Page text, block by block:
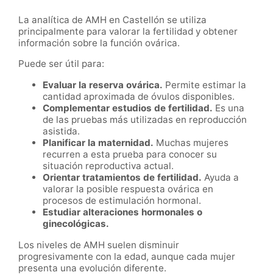
La analítica de AMH en Castellón se utiliza
principalmente para valorar la fertilidad y obtener
información sobre la función ovárica.
Puede ser útil para:
Evaluar la reserva ovárica. Permite estimar la
cantidad aproximada de óvulos disponibles.
Complementar estudios de fertilidad. Es una
de las pruebas más utilizadas en reproducción
asistida.
Planificar la maternidad. Muchas mujeres
recurren a esta prueba para conocer su
situación reproductiva actual.
Orientar tratamientos de fertilidad. Ayuda a
valorar la posible respuesta ovárica en
procesos de estimulación hormonal.
Estudiar alteraciones hormonales o
ginecológicas.
Los niveles de AMH suelen disminuir
progresivamente con la edad, aunque cada mujer
presenta una evolución diferente.